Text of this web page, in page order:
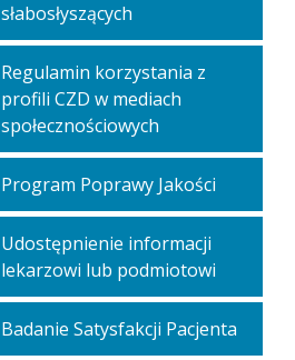
słabosłyszących
Regulamin korzystania z
profili CZD w mediach
społecznościowych
Program Poprawy Jakości
Udostępnienie informacji
lekarzowi lub podmiotowi
Badanie Satysfakcji Pacjenta